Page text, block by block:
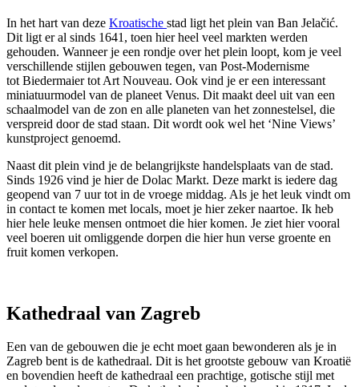
In het hart van deze Kroatische stad ligt het plein van Ban Jelačić.
Dit ligt er al sinds 1641, toen hier heel veel markten werden
gehouden. Wanneer je een rondje over het plein loopt, kom je veel
verschillende stijlen gebouwen tegen, van Post-Modernisme
tot Biedermaier tot Art Nouveau. Ook vind je er een interessant
miniatuurmodel van de planeet Venus. Dit maakt deel uit van een
schaalmodel van de zon en alle planeten van het zonnestelsel, die
verspreid door de stad staan. Dit wordt ook wel het ‘Nine Views’
kunstproject genoemd.
Naast dit plein vind je de belangrijkste handelsplaats van de stad.
Sinds 1926 vind je hier de Dolac Markt. Deze markt is iedere dag
geopend van 7 uur tot in de vroege middag. Als je het leuk vindt om
in contact te komen met locals, moet je hier zeker naartoe. Ik heb
hier hele leuke mensen ontmoet die hier komen. Je ziet hier vooral
veel boeren uit omliggende dorpen die hier hun verse groente en
fruit komen verkopen.
Kathedraal van Zagreb
Een van de gebouwen die je echt moet gaan bewonderen als je in
Zagreb bent is de kathedraal. Dit is het grootste gebouw van Kroatië
en bovendien heeft de kathedraal een prachtige, gotische stijl met